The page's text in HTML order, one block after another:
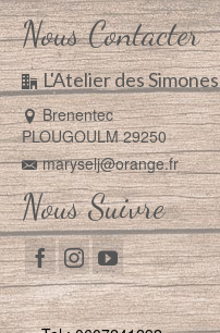
Nous Contacter
L'Atelier des Simones
Brenentec
PLOUGOULM 29250
maryselj@orange.fr
Nous Suivre